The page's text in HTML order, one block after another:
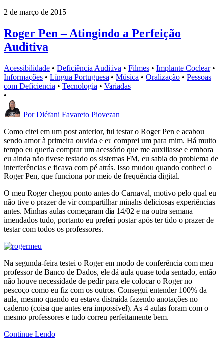
2 de março de 2015
Roger Pen – Atingindo a Perfeição
Auditiva
Acessibilidade • Deficiência Auditiva • Filmes • Implante Coclear •
Informações • Língua Portuguesa • Música • Oralização • Pessoas
com Deficiencia • Tecnologia • Variadas
•
Por Diéfani Favareto Piovezan
Como citei em um post anterior, fui testar o Roger Pen e acabou
sendo amor à primeira ouvida e eu comprei um para mim. Há muito
tempo eu queria comprar um acessório que me auxiliasse e embora
eu ainda não tivese testado os sistemas FM, eu sabia do problema de
interferências e ficava com pé atrás. Isso mudou quando conheci o
Roger Pen, que funciona por meio de frequência digital.
O meu Roger chegou ponto antes do Carnaval, motivo pelo qual eu
não tive o prazer de vir compartilhar minahs deliciosas experiências
antes. Minhas aulas começaram dia 14/02 e na outra semana
imendados tudo, portanto eu preferi postar após ter tido o prazer de
testar com todos os professores.
Na segunda-feira testei o Roger em modo de conferência com meu
professor de Banco de Dados, ele dá aula quase toda sentado, então
não houve necessidade de pedir para ele colocar o Roger no
pescoço como eu fiz com os outros. Consegui entender 100% da
aula, mesmo quando eu estava distraída fazendo anotações no
caderno (coisa que antes era impossível). As 4 aulas foram com o
mesmo professores e tudo correu perfeitamente bem.
Continue Lendo